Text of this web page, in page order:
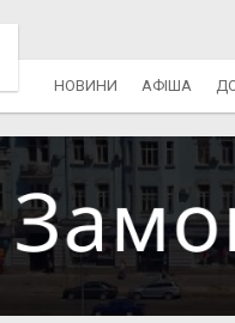
НОВИНИ АФІША